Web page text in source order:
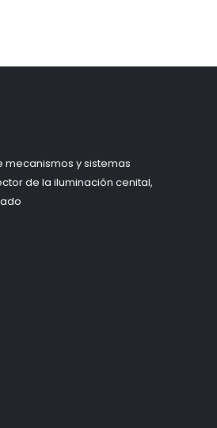
mecanismos y sistemas
de la iluminación cenital,